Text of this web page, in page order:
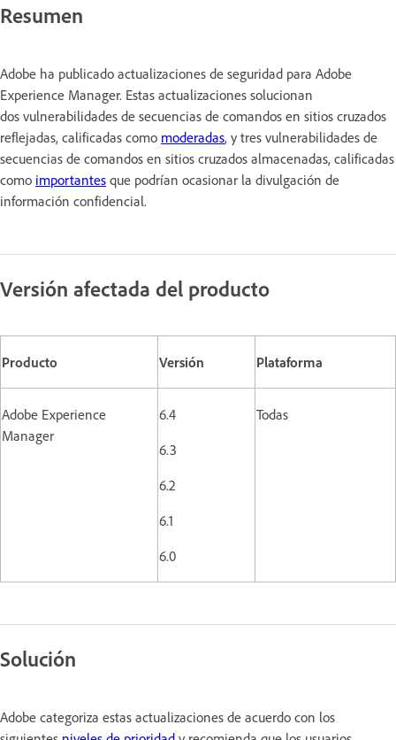
Resumen
Adobe ha publicado actualizaciones de seguridad para Adobe
Experience Manager. Estas actualizaciones solucionan
dos vulnerabilidades de secuencias de comandos en sitios cruzados
reflejadas, calificadas como moderadas, y tres vulnerabilidades de
secuencias de comandos en sitios cruzados almacenadas, calificadas
como importantes que podrían ocasionar la divulgación de
información confidencial.
Versión afectada del producto
Producto Versión Plataforma
Adobe Experience
Manager
6.4
6.3
6.2
6.1
6.0
Todas
Solución
Adobe categoriza estas actualizaciones de acuerdo con los